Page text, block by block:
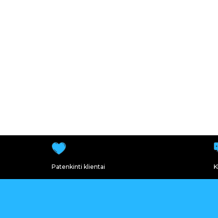
Patenkinti klientai